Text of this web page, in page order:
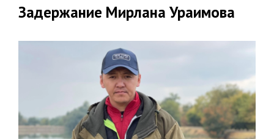
Задержание Мирлана Ураимова